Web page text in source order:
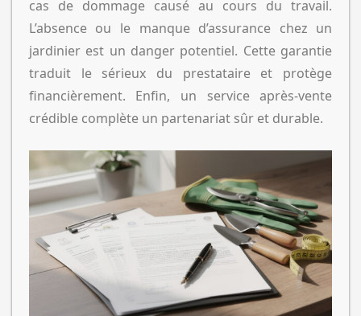
cas de dommage causé au cours du travail.
L’absence ou le manque d’assurance chez un
jardinier est un danger potentiel. Cette garantie
traduit le sérieux du prestataire et protège
financièrement. Enfin, un service après-vente
crédible complète un partenariat sûr et durable.